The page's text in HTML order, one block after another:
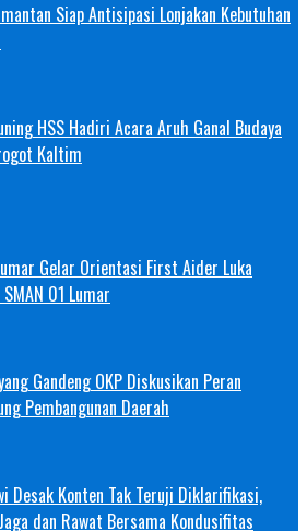
Siap Antisipasi Lonjakan Kebutuhan
HSS Hadiri Acara Aruh Ganal Budaya
Kaltim
Gelar Orientasi First Aider Luka
01 Lumar
Gandeng OKP Diskusikan Peran
Pembangunan Daerah
Desak Konten Tak Teruji Diklarifikasi,
dan Rawat Bersama Kondusifitas